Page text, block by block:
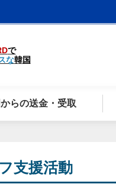
で
な韓国
らの送金・受取
支援活動